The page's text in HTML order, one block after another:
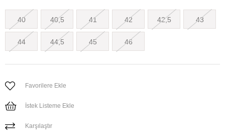
40 40,5 41 42 42,5 43
44 44,5 45 46
Favorilere Ekle
İstek Listeme Ekle
Karşılaştır